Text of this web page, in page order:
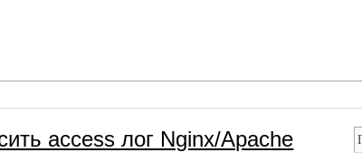
access лог Nginx/Apache